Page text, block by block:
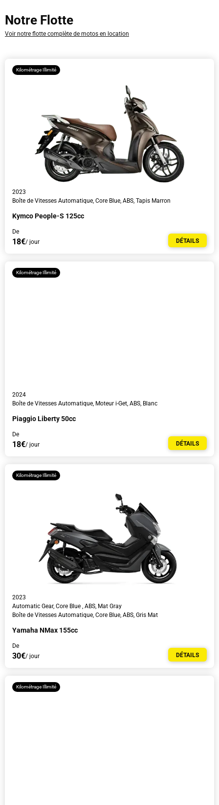
Date
Informations sur le conducteur
Notre Flotte
Voir notre flotte complète de motos en location
Kilométrage Illimité
2023
Boîte de Vitesses Automatique, Core Blue, ABS, Tapis Marron
Kymco People-S 125cc
De
18€/ jour DÉTAILS
Kilométrage Illimité
2024
Boîte de Vitesses Automatique, Moteur i-Get, ABS, Blanc
Piaggio Liberty 50cc
De
18€/ jour DÉTAILS
Kilométrage Illimité
2023
Automatic Gear, Core Blue , ABS, Mat Gray
Boîte de Vitesses Automatique, Core Blue, ABS, Gris Mat
Yamaha NMax 155cc
De
30€/ jour DÉTAILS
Kilométrage Illimité